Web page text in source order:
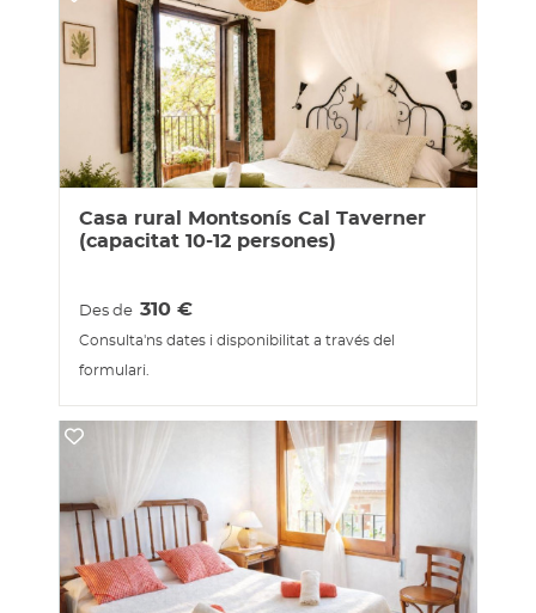
Casa rural Montsonís Cal Taverner
(capacitat 10-12 persones)
Des de 310€
Consulta'ns dates i disponibilitat a través del
formulari.